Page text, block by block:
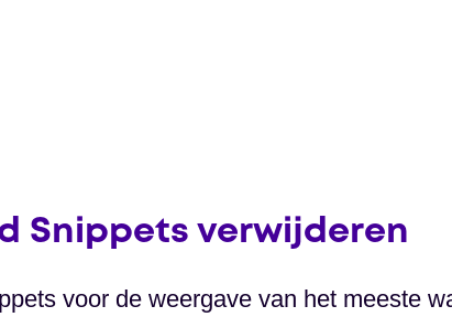
Snippets verwijderen
voor de weergave van het meeste